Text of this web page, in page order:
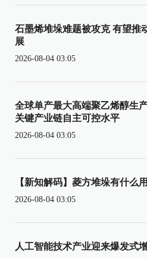
石墨烯堆垛难题被攻克 有望推
展
2026-08-04 03:05
全球单产最大高端聚乙烯醇生
关键产业链自主可控水平
2026-08-04 03:05
【新知解码】菱方堆垛有什么
2026-08-04 03:05
人工智能技术产业迎来爆发式